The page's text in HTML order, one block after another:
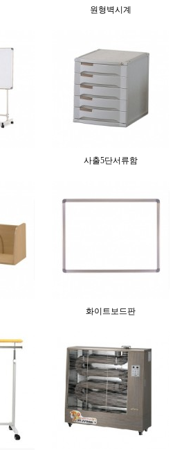
원형벽시계
사출5단서류함
화이트보드판